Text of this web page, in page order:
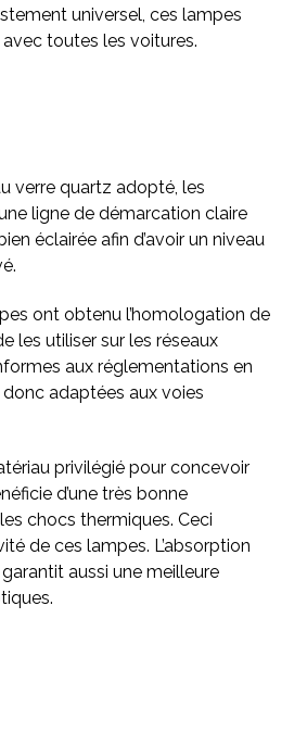
universel, ces lampes
toutes les voitures.
verre quartz adopté, les
ligne de démarcation claire
éclairée afin d’avoir un niveau
ont obtenu l’homologation de
les utiliser sur les réseaux
aux réglementations en
adaptées aux voies
privilégié pour concevoir
d’une très bonne
chocs thermiques. Ceci
de ces lampes. L’absorption
aussi une meilleure